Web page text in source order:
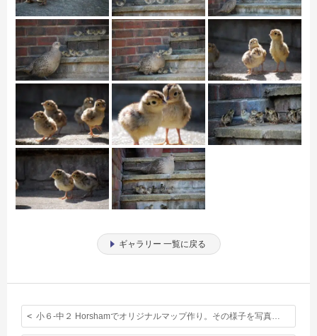
ギャラリー 一覧に戻る
小６-中２ Horshamでオリジナルマップ作り。その様子を写真でご紹介。